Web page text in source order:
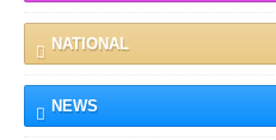
NATIONAL
NEWS